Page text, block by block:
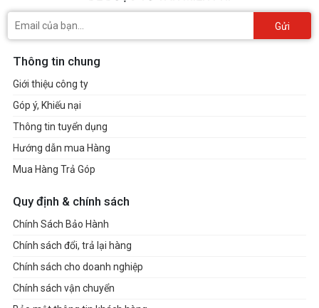
Gửi
Thông tin chung
Giới thiệu công ty
Góp ý, Khiếu nại
Thông tin tuyển dụng
Hướng dẫn mua Hàng
Mua Hàng Trả Góp
Quy định & chính sách
Chính Sách Bảo Hành
Chính sách đổi, trả lại hàng
Chính sách cho doanh nghiệp
Chính sách vận chuyển